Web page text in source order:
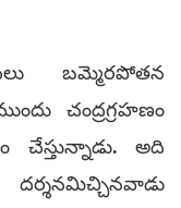
బమ్మెరపోతన
చంద్రగ్రహణం
అది